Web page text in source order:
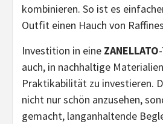
kombinieren. So ist es
Outfit einen Hauch von
Investition in eine ZANELLATO
auch, in nachhaltige
Praktikabilität zu investieren.
nicht nur schön anzusehen,
gemacht, langanhaltende